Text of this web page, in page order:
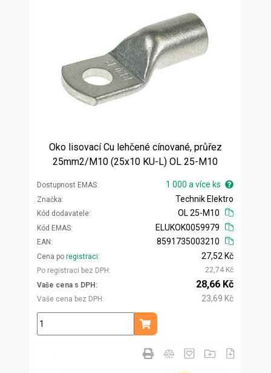
Oko lisovací Cu lehčené cínované, průřez
25mm2/M10 (25x10 KU-L) OL 25-M10
Dostupnost EMAS 1 000 a více ks
Značka
Kód dodavatele
Technik Elektro
OL 25-M10
Kód EMAS
EAN
ELUKOK0059979
8591735003210
Cena po registraci
Po registraci bez DPH
27,52 Kč
22,74 Kč
Vaše cena s DPH
Vaše cena bez DPH
28,66 Kč
23,69 Kč
ks
Přidat do košíku